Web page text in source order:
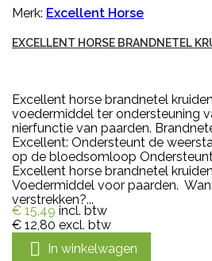
Merk: Excellent Horse
EXCELLENT HORSE BRANDNETEL
Excellent horse brandnetel
voedermiddel ter ondersteuning
nierfunctie van paarden.
Excellent: Ondersteunt de
op de bloedsomloop
Excellent horse brandnetel
Voedermiddel voor paarden.
verstrekken?...
€ 15,49 incl. btw
€ 12,80 excl. btw
 In winkelwagen